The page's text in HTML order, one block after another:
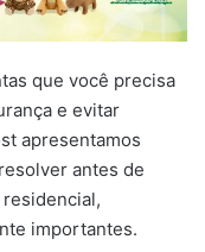
que você precisa
e evitar
apresentamos
antes de
importantes.